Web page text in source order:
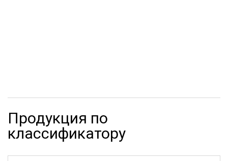
Продукция по
классификатору